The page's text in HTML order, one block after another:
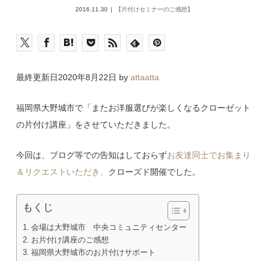
2016.11.30 【片付けセミナーのご感想】
最終更新日2020年8月22日 byattaatta
福岡県大野城市で「またお洋服選びが楽しくなるクローゼット
の片付け講座」をさせていただきました。
今回は、ブログ等での告知はしておらずお友達同士でお集まり
＆リクエストいただき、 クローズド開催でした。
もくじ
会場は大野城市 中央コミュニティセンター
お片付け講座のご感想
福岡県大野城市のお片付けサポート